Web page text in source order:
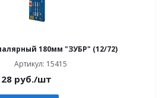
180мм "ЗУБР" (12/72)
Артикул: 15415
28руб./шт